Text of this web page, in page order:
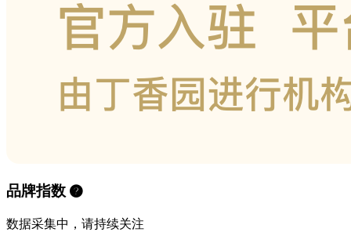
品牌指数
数据采集中，请持续关注